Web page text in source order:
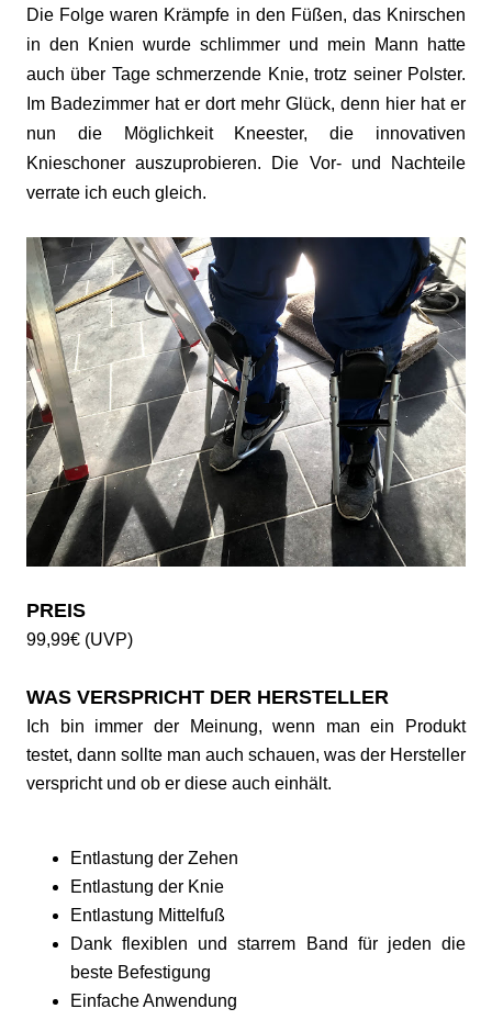
Die Folge waren Krämpfe in den Füßen, das Knirschen
in den Knien wurde schlimmer und mein Mann hatte
auch über Tage schmerzende Knie, trotz seiner Polster.
Im Badezimmer hat er dort mehr Glück, denn hier hat er
nun die Möglichkeit Kneester, die innovativen
Knieschoner auszuprobieren. Die Vor- und Nachteile
verrate ich euch gleich.
PREIS
99,99€ (UVP)
WAS VERSPRICHT DER HERSTELLER
Ich bin immer der Meinung, wenn man ein Produkt
testet, dann sollte man auch schauen, was der Hersteller
verspricht und ob er diese auch einhält.
Entlastung der Zehen
Entlastung der Knie
Entlastung Mittelfuß
Dank flexiblen und starrem Band für jeden die
beste Befestigung
Einfache Anwendung